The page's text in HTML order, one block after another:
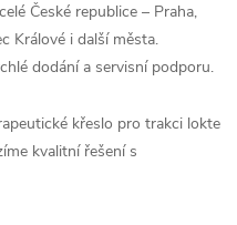
České republice – Praha,
Králové i další města.
dodání a servisní podporu.
křeslo pro trakci lokte
kvalitní řešení s